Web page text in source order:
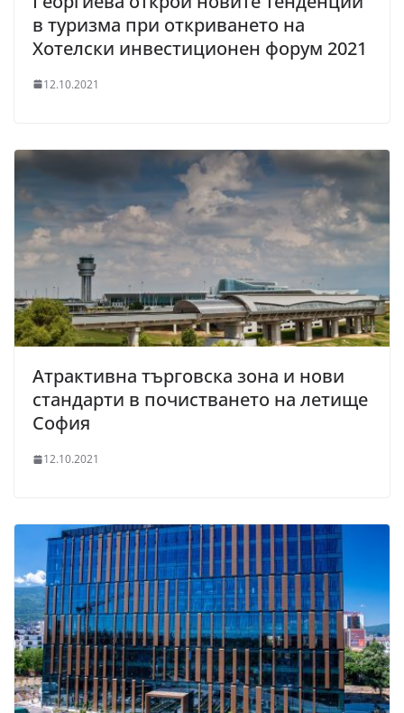
в туризма при откриването на
Хотелски инвестиционен форум 2021
12.10.2021
Атрактивна търговска зона и нови
стандарти в почистването на летище
София
12.10.2021